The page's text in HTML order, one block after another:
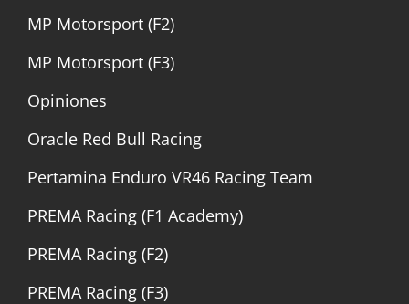
MP Motorsport (F2)
MP Motorsport (F3)
Opiniones
Oracle Red Bull Racing
Pertamina Enduro VR46 Racing Team
PREMA Racing (F1 Academy)
PREMA Racing (F2)
PREMA Racing (F3)